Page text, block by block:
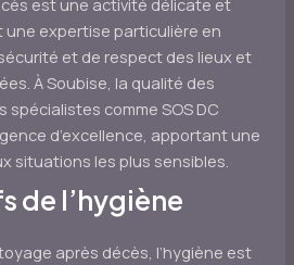
est une activité délicate et
expertise particulière en
et de respect des lieux et
À Soubise, la qualité des
comme SOS DC
d’excellence, apportant une
situations les plus sensibles.
de l’hygiène
après décès, l’hygiène est